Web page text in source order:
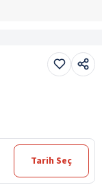
Tarih Seç